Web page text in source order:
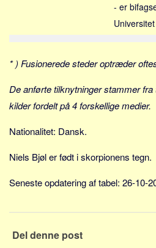
Virksomhed
Investering
Pension og opsparing
Transport
Alle
- er
Universitet
* ) Fusionerede steder optræder
De anførte tilknytninger stammer
kilder fordelt på 4 forskellige medier.
Nationalitet: Dansk.
Niels Bjøl er født i skorpionens tegn.
Seneste opdatering af tabel: 26-10-
Del denne post